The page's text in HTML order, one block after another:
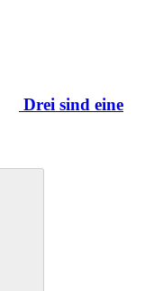
Drei sind eine